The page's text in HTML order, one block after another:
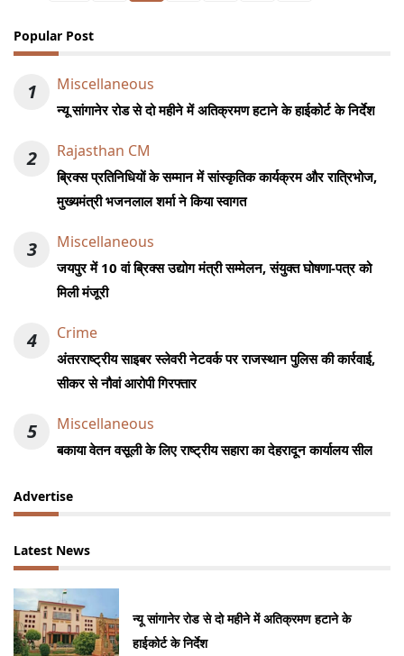
Popular Post
1 Miscellaneous
न्यू सांगानेर रोड से दो महीने में अतिक्रमण हटाने के हाईकोर्ट के निर्देश
2 Rajasthan CM
ब्रिक्स प्रतिनिधियों के सम्मान में सांस्कृतिक कार्यक्रम और रात्रिभोज,
मुख्यमंत्री भजनलाल शर्मा ने किया स्वागत
3 Miscellaneous
जयपुर में 10 वां ब्रिक्स उद्योग मंत्री सम्मेलन, संयुक्त घोषणा-पत्र को
मिली मंजूरी
4 Crime
अंतरराष्ट्रीय साइबर स्लेवरी नेटवर्क पर राजस्थान पुलिस की कार्रवाई,
सीकर से नौवां आरोपी गिरफ्तार
5 Miscellaneous
बकाया वेतन वसूली के लिए राष्ट्रीय सहारा का देहरादून कार्यालय सील
Advertise
Latest News
न्यू सांगानेर रोड से दो महीने में अतिक्रमण हटाने के
हाईकोर्ट के निर्देश